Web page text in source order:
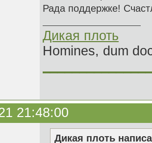
Рада поддержке!
Дикая плоть
Homines, dum
21:48:00
Дикая плоть